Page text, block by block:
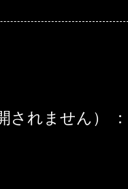
されません）